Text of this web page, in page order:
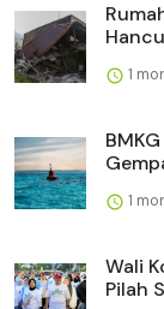
1
1
Wali
Pilah